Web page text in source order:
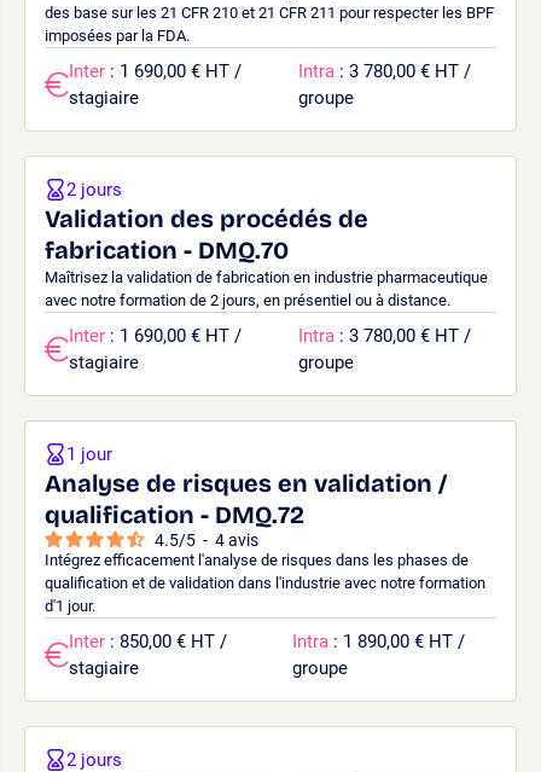
des base sur les 21 CFR 210 et 21 CFR 211 pour respecter les BPF
imposées par la FDA.
Inter : 1 690,00 € HT /
stagiaire
Intra : 3 780,00 € HT /
groupe
Validation des procédés de
fabrication - DMQ.70
Maîtrisez la validation de fabrication en industrie pharmaceutique
avec notre formation de 2 jours, en présentiel ou à distance.
2 jours
Inter : 1 690,00 € HT /
stagiaire
Intra : 3 780,00 € HT /
groupe
Analyse de risques en validation /
qualification - DMQ.72
4.5/5 - 4avis
Intégrez efficacement l'analyse de risques dans les phases de
qualification et de validation dans l'industrie avec notre formation
d'1 jour.
1 jour
Inter : 850,00 € HT /
stagiaire
Intra : 1 890,00 € HT /
groupe
2 jours